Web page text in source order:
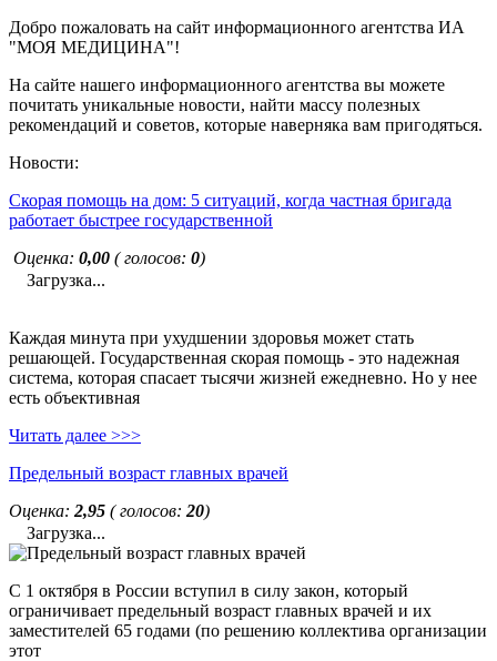
Добро пожаловать на сайт информационного агентства ИА
"МОЯ МЕДИЦИНА"!
На сайте нашего информационного агентства вы можете
почитать уникальные новости, найти массу полезных
рекомендаций и советов, которые наверняка вам пригодяться.
Новости:
Скорая помощь на дом: 5 ситуаций, когда частная бригада
работает быстрее государственной
Оценка: 0,00 ( голосов: 0)
Загрузка...
Каждая минута при ухудшении здоровья может стать
решающей. Государственная скорая помощь - это надежная
система, которая спасает тысячи жизней ежедневно. Но у нее
есть объективная
Читать далее >>>
Предельный возраст главных врачей
Оценка: 2,95 ( голосов: 20)
Загрузка...
С 1 октября в России вступил в силу закон, который
ограничивает предельный возраст главных врачей и их
заместителей 65 годами (по решению коллектива организации
этот